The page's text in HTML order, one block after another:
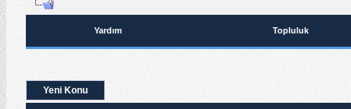
Yardım Topluluk
Yeni Konu